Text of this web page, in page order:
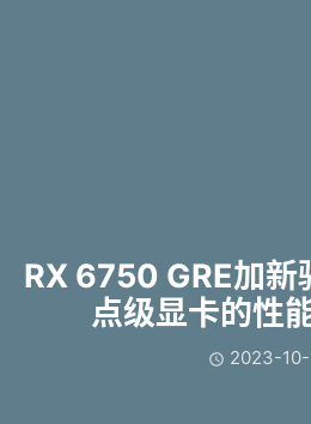
RX 6750 GRE加新
点级显卡的性
 2023-10-